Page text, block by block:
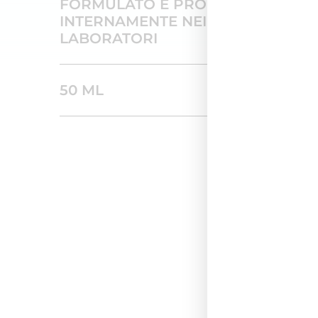
FORMULATO E PRODOTTO
INTERNAMENTE NEI NOSTRI
LABORATORI
50 ML